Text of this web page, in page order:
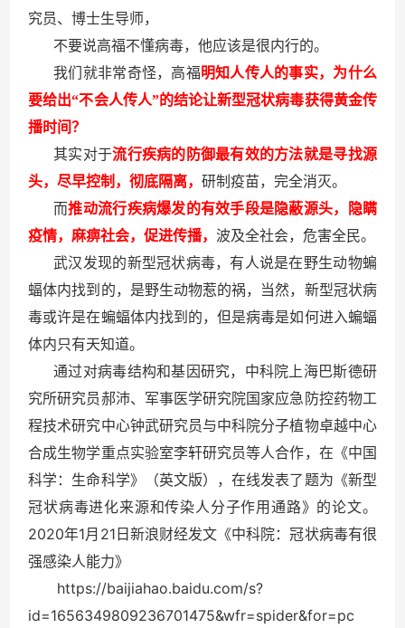
究员、博士生导师，
不要说高福不懂病毒，他应该是很内行的。
我们就非常奇怪，高福明知人传人的事实，为什么
要给出“不会人传人”的结论让新型冠状病毒获得黄金传
播时间？
其实对于流行疾病的防御最有效的方法就是寻找源
头，尽早控制，彻底隔离，研制疫苗，完全消灭。
而推动流行疾病爆发的有效手段是隐蔽源头，隐瞒
疫情，麻痹社会，促进传播，波及全社会，危害全民。
武汉发现的新型冠状病毒，有人说是在野生动物蝙
蝠体内找到的，是野生动物惹的祸，当然，新型冠状病
毒或许是在蝙蝠体内找到的，但是病毒是如何进入蝙蝠
体内只有天知道。
通过对病毒结构和基因研究，中科院上海巴斯德研
究所研究员郝沛、军事医学研究院国家应急防控药物工
程技术研究中心钟武研究员与中科院分子植物卓越中心
合成生物学重点实验室李轩研究员等人合作，在《中国
科学：生命科学》（英文版），在线发表了题为《新型
冠状病毒进化来源和传染人分子作用通路》的论文。
2020年1月 21 日新浪财经发文《中科院：冠状病毒有很
强感染人能力》
https://baijiahao.baidu.com/s?
id=1656349809236701475&wfr=spider&for=pc